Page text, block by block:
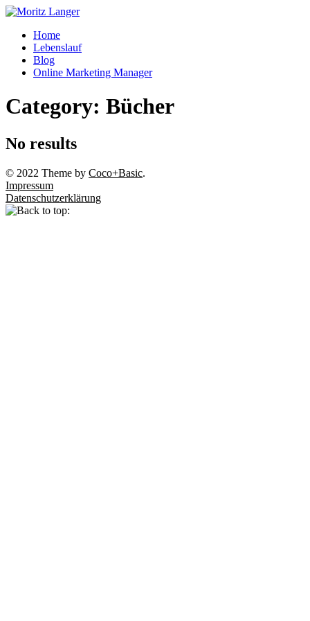
Home
Lebenslauf
Blog
Online Marketing Manager
Category: Bücher
No results
© 2022 Theme by Coco+Basic.
Impressum
Datenschutzerklärung